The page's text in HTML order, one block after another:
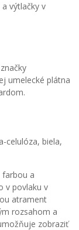
výtlačky v
umelecké plátna
celulóza, biela,
farbou a
v povlaku v
atrament
rozsahom a
zobraziť